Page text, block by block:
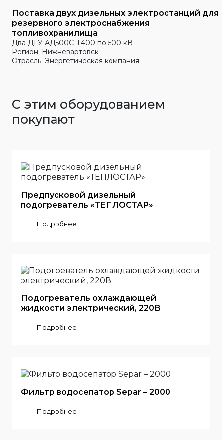
Поставка двух дизельных электростанций для
резервного электроснабжения
топливохранилища
Два ДГУ АД500С-Т400 по 500 кВ
Регион: Нижневартовск
Отрасль: Энергетическая компания
С этим оборудованием
покупают
Предпусковой дизельный
подогреватель «ТЕПЛОСТАР»
Подробнее
Подогреватель охлаждающей
жидкости электрический, 220В
Подробнее
Фильтр водосепатор Separ – 2000
Подробнее